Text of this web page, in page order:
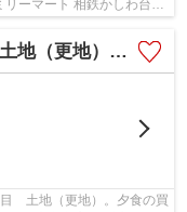
ーマート 相鉄かしわ台駅
介手数料無料】
土地（更地）。夕食の買